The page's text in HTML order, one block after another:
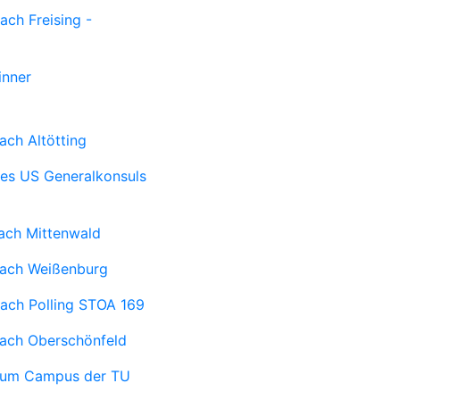
Freising -
Altötting
US Generalkonsuls
Mittenwald
Weißenburg
Polling STOA 169
Oberschönfeld
Campus der TU